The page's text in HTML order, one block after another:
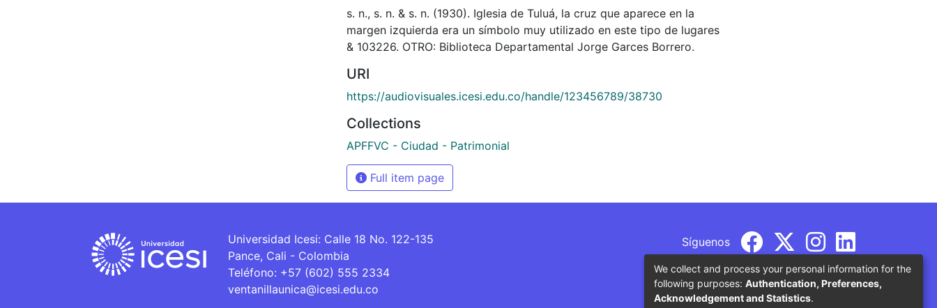
s. n., s. n. & s. n. (1930). Iglesia de Tuluá, la cruz que aparece en la
margen izquierda era un símbolo muy utilizado en este tipo de lugares
& 103226. OTRO: Biblioteca Departamental Jorge Garces Borrero.
URI
https://audiovisuales.icesi.edu.co/handle/123456789/38730
Collections
APFFVC - Ciudad - Patrimonial
Full item page
Universidad Icesi: Calle 18 No. 122-135
Pance, Cali - Colombia
Teléfono: +57 (602) 555 2334
ventanillaunica@icesi.edu.co
Síguenos
We collect and process your personal information for the
following purposes: Authentication, Preferences,
Acknowledgement and Statistics.